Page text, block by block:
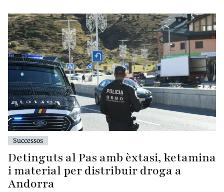
Successos
Detinguts al Pas amb èxtasi, ketamina
i material per distribuir droga a
Andorra